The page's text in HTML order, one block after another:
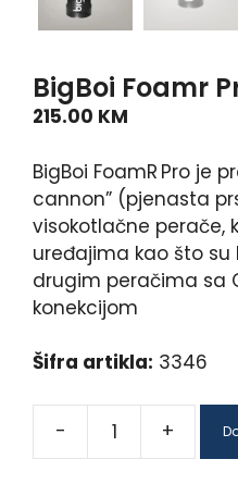
BigBoi Foamr
215.00 KM
BigBoi FoamR Pro je
cannon” (pjenasta
visokotlačne perače,
uređajima kao što su
drugim peračima sa
konekcijom
Šifra artikla: 3346
- +